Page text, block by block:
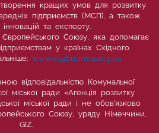
кращих умов для розвитку
підприємств (МСП), а також
інновацій та експорту.
Європейського Союзу, яка допомагає
у країнах Східного
www.eu4business.org.ua
відповідальністю Комунальної
міської ради «Агенція розвитку
міської ради і не обов’язково
Союзу, уряду Німеччини,
GIZ.